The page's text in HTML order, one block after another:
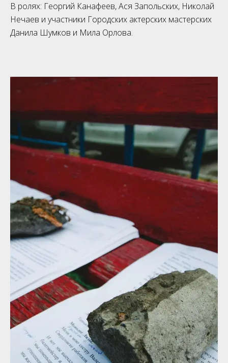
В ролях: Георгий Канафеев, Ася Запольских, Николай
Нечаев и участники Городских актерских мастерских
Данила Шумков и Мила Орлова.